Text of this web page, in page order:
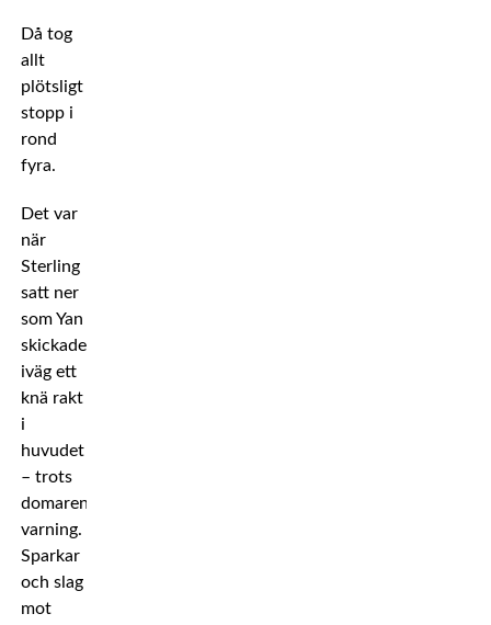
Då tog
allt
plötsligt
stopp i
rond
fyra.
Det var
när
Sterling
satt ner
som Yan
skickade
iväg ett
knä rakt
i
huvudet
– trots
domarens
varning.
Sparkar
och slag
mot